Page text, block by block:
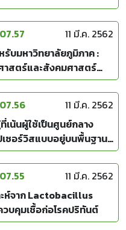
11 มี.ค. 2562
รับมหาวิทยาลัยภูมิภาค :
สตร์และสังคมศาสตร์
นทร์
11 มี.ค. 2562
เน้นผู้ใช้เป็นศูนย์กลาง
ซอร์วิสแบบอยู่บนพื้นฐาน
มชน
11 มี.ค. 2562
ห์จาก Lactobacillus
บคุมเชื้อก่อโรคปริทันต์